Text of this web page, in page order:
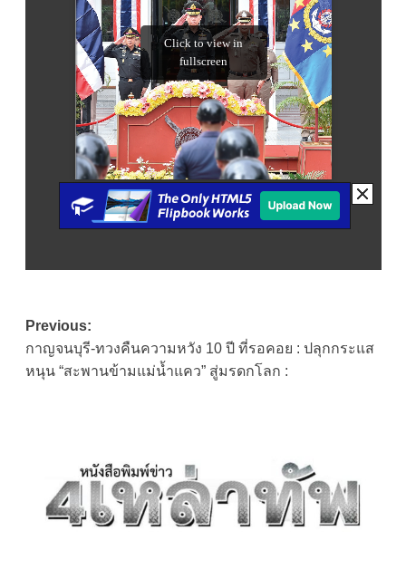
Post
navigation
Previous:
กาญจนบุรี-ทวงคืนความหวัง 10 ปี ที่รอคอย : ปลุกกระแส
หนุน “สะพานข้ามแม่น้ำแคว” สู่มรดกโลก :